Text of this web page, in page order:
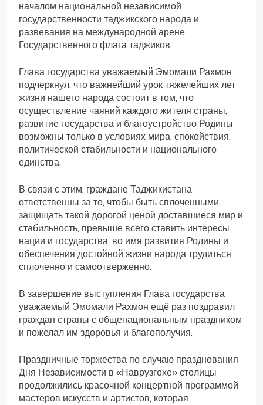
началом национальной независимой
государственности таджикского народа и
развевания на международной арене
Государственного флага таджиков.
Глава государства уважаемый Эмомали Рахмон
подчеркнул, что важнейший урок тяжелейших лет
жизни нашего народа состоит в том, что
осуществление чаяний каждого жителя страны,
развитие государства и благоустройство Родины
возможны только в условиях мира, спокойствия,
политической стабильности и национального
единства.
В связи с этим, граждане Таджикистана
ответственны за то, чтобы быть сплоченными,
защищать такой дорогой ценой доставшиеся мир и
стабильность, превыше всего ставить интересы
нации и государства, во имя развития Родины и
обеспечения достойной жизни народа трудиться
сплоченно и самоотверженно.
В завершение выступления Глава государства
уважаемый Эмомали Рахмон ещё раз поздравил
граждан страны с общенациональным праздником
и пожелал им здоровья и благополучия.
Праздничные торжества по случаю празднования
Дня Независимости в «Наврузгохе» столицы
продолжились красочной концертной программой
мастеров искусств и артистов, которая